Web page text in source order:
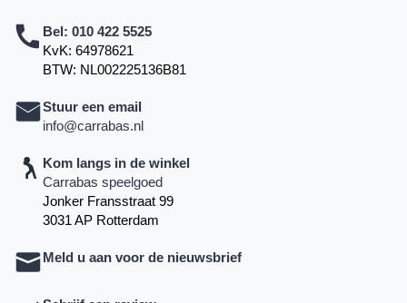
Bel: 010 422 5525
KvK: 64978621
BTW: NL002225136B81
Stuur een email
info@carrabas.nl
Kom langs in de winkel
Carrabas speelgoed
Jonker Fransstraat 99
3031 AP Rotterdam
Meld u aan voor de nieuwsbrief